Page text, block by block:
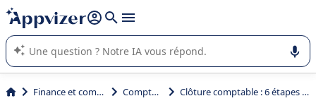
répondre (plusieurs lignes avec
L'IA de Appvizer vous guide dans l'utilisation ou la sélection de
logiciel SaaS en entreprise.
Finance et comptabilité Comptabilité Clôture comptable : 6 étapes pour conclure l’année (comptable) en beauté